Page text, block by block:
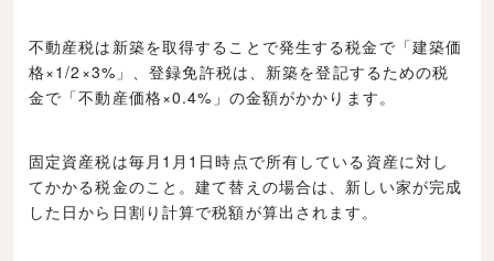
不動産税は新築を取得することで発生する税金で「建築価
格×1/2×3%」、登録免許税は、新築を登記するための税
金で「不動産価格×0.4%」の金額がかかります。
固定資産税は毎月1月1日時点で所有している資産に対し
てかかる税金のこと。建て替えの場合は、新しい家が完成
した日から日割り計算で税額が算出されます。